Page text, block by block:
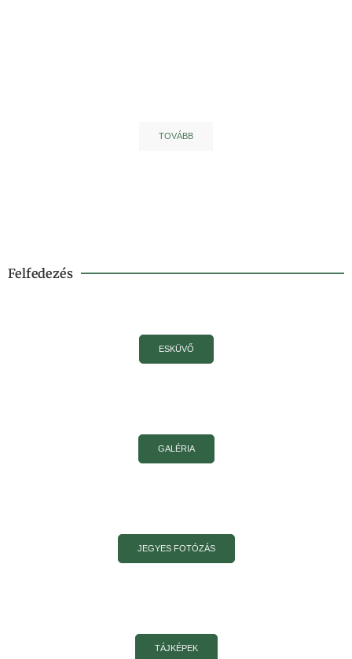
TOVÁBB
Felfedezés
ESKÜVŐ
GALÉRIA
JEGYES FOTÓZÁS
TÁJKÉPEK